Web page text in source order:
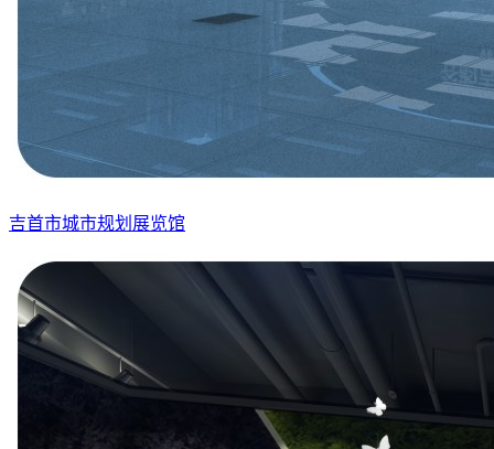
吉首市城市规划展览馆